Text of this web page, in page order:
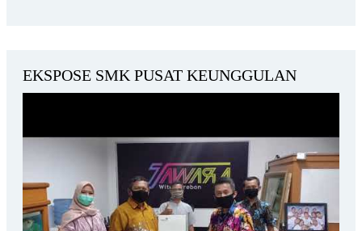
EKSPOSE SMK PUSAT KEUNGGULAN